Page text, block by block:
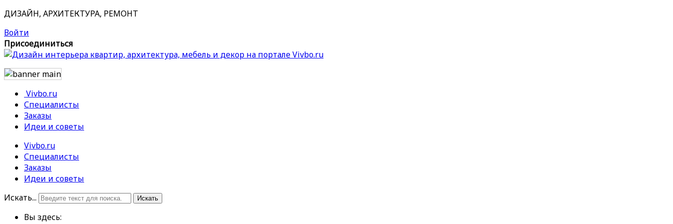
ДИЗАЙН, АРХИТЕКТУРА, РЕМОНТ
Войти
Присоединиться
Vivbo.ru
Специалисты
Заказы
Идеи и советы
Vivbo.ru
Специалисты
Заказы
Идеи и советы
Искать...
Искать
Вы здесь: